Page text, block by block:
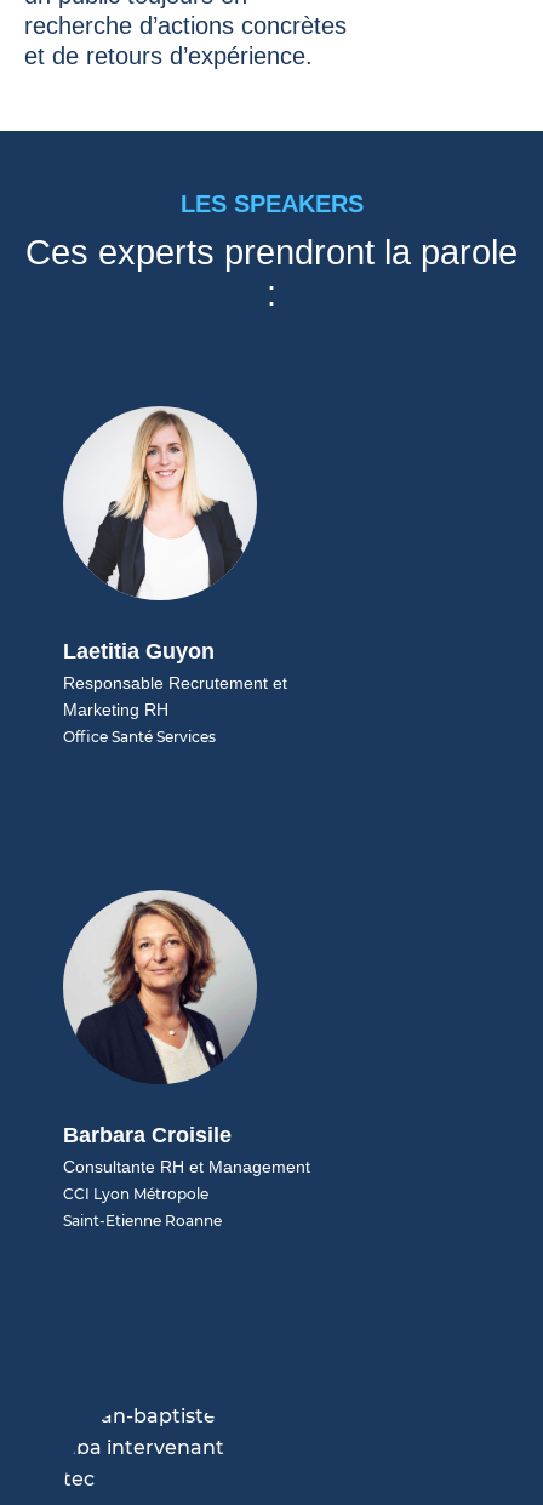
recherche d’actions concrètes
et de retours d’expérience.
LES SPEAKERS
Ces experts prendront la parole
:
Laetitia Guyon
Responsable Recrutement et
Marketing RH
Office Santé Services
Barbara Croisile
Consultante RH et Management
CCI Lyon Métropole
Saint-Etienne Roanne